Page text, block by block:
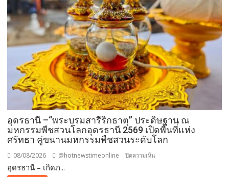
อุดรธานี –“พระบรมสารีริกธาตุ” ประดิษฐาน ณ
มหกรรมพืชสวนโลกอุดรธานี 2569 เปิดพื้นที่แห่ง
ศรัทธา คู่ขนานมหกรรมพืชสวนระดับโลก
08/08/2026 @hotnewstimeonline ปิดความเห็น
อุดรธานี – เกิดภ...